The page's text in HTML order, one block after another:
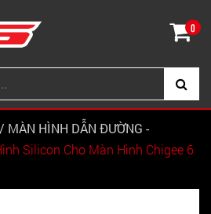
0
/ MÀN HÌNH DẪN ĐƯỜNG -
Silicon Cho Màn Hình Chigee 6